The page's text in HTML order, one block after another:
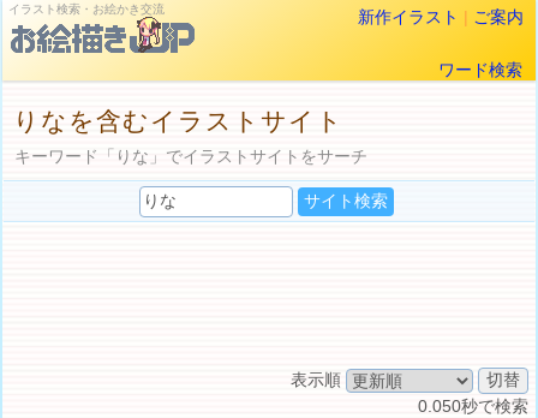
イラスト検索・お絵かき交流 新作イラスト | ご案内
ワード検索
りなを含むイラストサイト
キーワード「りな」でイラストサイトをサーチ
表示順
0.050秒で検索